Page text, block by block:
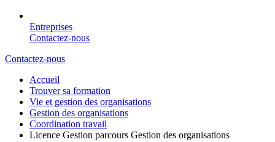
Entreprises
Contactez-nous
Contactez-nous
Accueil
Trouver sa formation
Vie et gestion des organisations
Gestion des organisations
Coordination travail
Licence Gestion parcours Gestion des organisations